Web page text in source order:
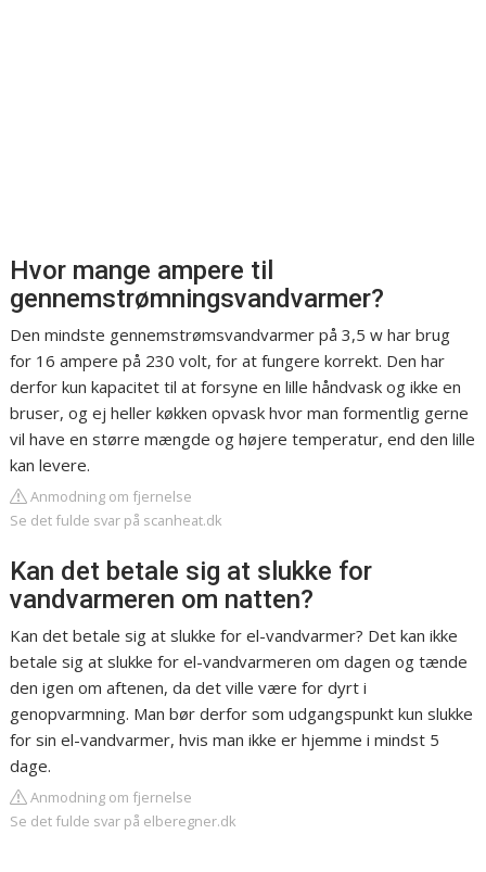
Hvor mange ampere til
gennemstrømningsvandvarmer?
Den mindste gennemstrømsvandvarmer på 3,5 w har brug
for 16 ampere på 230 volt, for at fungere korrekt. Den har
derfor kun kapacitet til at forsyne en lille håndvask og ikke en
bruser, og ej heller køkken opvask hvor man formentlig gerne
vil have en større mængde og højere temperatur, end den lille
kan levere.
Anmodning om fjernelse
Se det fulde svar på scanheat.dk
Kan det betale sig at slukke for
vandvarmeren om natten?
Kan det betale sig at slukke for el-vandvarmer? Det kan ikke
betale sig at slukke for el-vandvarmeren om dagen og tænde
den igen om aftenen, da det ville være for dyrt i
genopvarmning. Man bør derfor som udgangspunkt kun slukke
for sin el-vandvarmer, hvis man ikke er hjemme i mindst 5
dage.
Anmodning om fjernelse
Se det fulde svar på elberegner.dk